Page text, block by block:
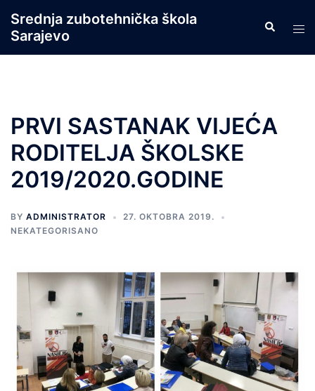
content
Srednja zubotehnička škola
Sarajevo
Search
PRVI SASTANAK VIJEĆA
RODITELJA ŠKOLSKE
2019/2020.GODINE
BY ADMINISTRATOR
27. OKTOBRA 2019.
NEKATEGORISANO